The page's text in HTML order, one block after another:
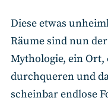
Diese etwas
Räume sind nun
Mythologie, ein
durchqueren und
scheinbar endlose